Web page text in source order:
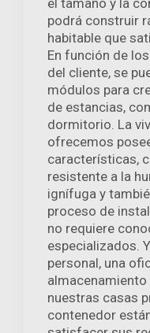
podrá construir
habitable que
En función de
del cliente, se
módulos para
de estancias,
dormitorio. La
ofrecemos
características,
resistente a la
ignífuga y
proceso de
no requiere
especializados.
personal, una
nuestras casas
contenedor